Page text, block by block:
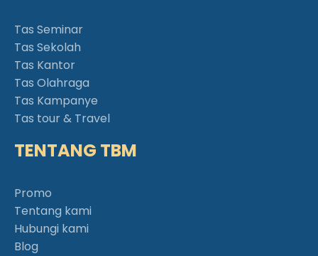
Tas Seminar
Tas Sekolah
Tas Kantor
Tas Olahraga
Tas Kampanye
Tas tour & Travel
TENTANG TBM
Promo
Tentang kami
Hubungi kami
Blog